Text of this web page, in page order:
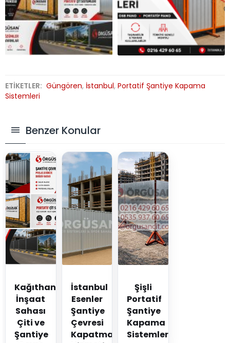
ETİKETLER: Güngören, İstanbul, Portatif Şantiye Kapama
Sistemleri
Benzer Konular
Kağıthane
İnşaat
Sahası
Çiti ve
Şantiye
İstanbul
Esenler
Şantiye
Çevresi
Kapatma
Şişli
Portatif
Şantiye
Kapama
Sistemleri